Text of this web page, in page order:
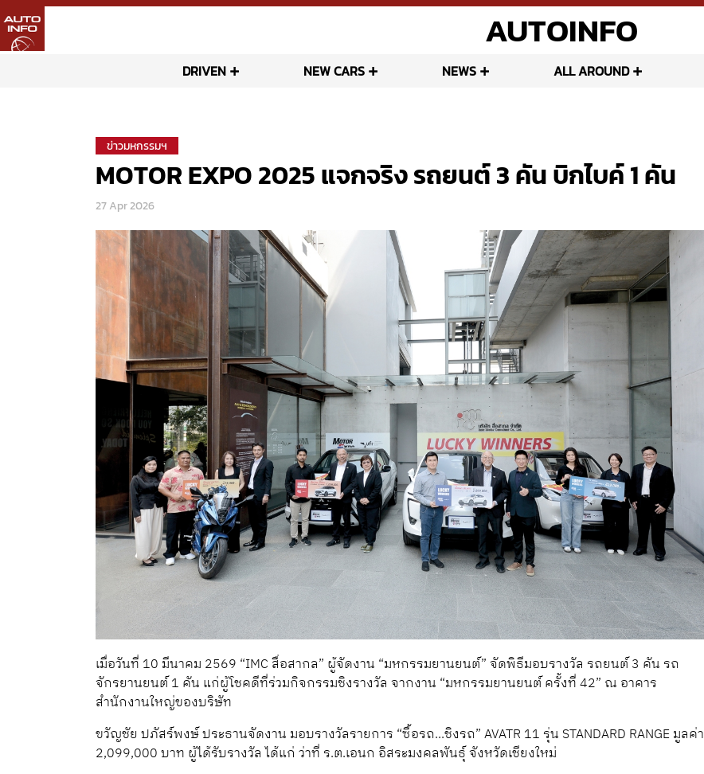
AUTOINFO
DRIVEN NEW CARS NEWS ALL AROUND
ข่าวมหกรรมฯ
MOTOR EXPO 2025 แจกจริง รถยนต์ 3 คัน บิกไบค์ 1 คัน
27 Apr 2026
เมื่อวันที่ 10 มีนาคม 2569 “IMC สื่อสากล” ผู้จัดงาน “มหกรรมยานยนต์” จัดพิธีมอบรางวัล รถยนต์ 3 คัน รถ
จักรยานยนต์ 1 คัน แก่ผู้โชคดีที่ร่วมกิจกรรมชิงรางวัล จากงาน “มหกรรมยานยนต์ ครั้งที่ 42” ณ อาคาร
สำนักงานใหญ่ของบริษัท
ขวัญชัย ปภัสร์พงษ์ ประธานจัดงาน มอบรางวัลรายการ “ซื้อรถ...ชิงรถ” AVATR 11 รุ่น STANDARD RANGE มูลค่า
2,099,000 บาท ผู้ได้รับรางวัล ได้แก่ ว่าที่ ร.ต.เอนก อิสระมงคลพันธุ์ จังหวัดเชียงใหม่